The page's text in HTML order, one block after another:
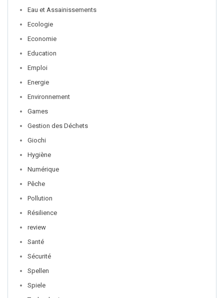
Eau et Assainissements
Ecologie
Economie
Education
Emploi
Energie
Environnement
Games
Gestion des Déchets
Giochi
Hygiène
Numérique
Pêche
Pollution
Résilience
review
Santé
Sécurité
Spellen
Spiele